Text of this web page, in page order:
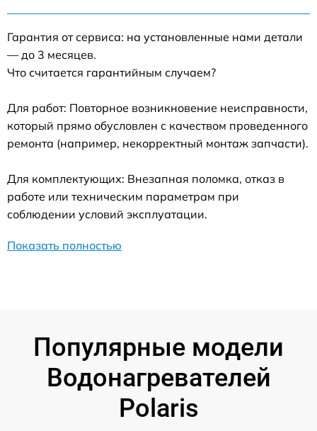
Гарантия от сервиса: на установленные нами детали
— до 3 месяцев.
Что считается гарантийным случаем?
Для работ: Повторное возникновение неисправности,
который прямо обусловлен с качеством проведенного
ремонта (например, некорректный монтаж запчасти).
Для комплектующих: Внезапная поломка, отказ в
работе или техническим параметрам при
соблюдении условий эксплуатации.
Показать полностью
Популярные модели
Водонагревателей
Polaris